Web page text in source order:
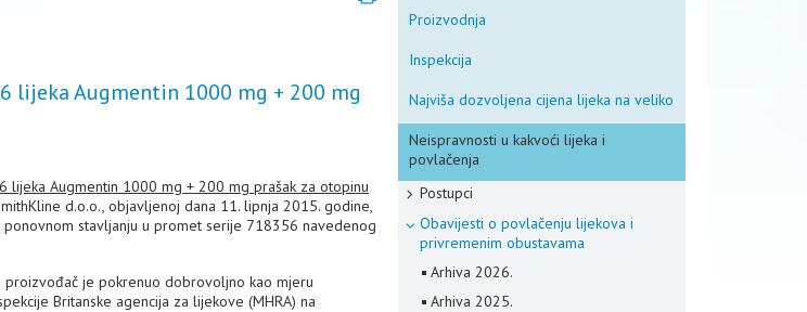
lijeka Augmentin 1000 mg + 200 mg
Augmentin 1000 mg + 200 mg prašak za otopinu
d.o.o., objavljenoj dana 11. lipnja 2015. godine,
stavljanju u promet serije 718356 navedenog
je pokrenuo dobrovoljno kao mjeru
Britanske agencija za lijekove (MHRA) na
Proizvodnja
Inspekcija
Najviša dozvoljena cijena lijeka na veliko
Neispravnosti u kakvoći lijeka i
povlačenja
Postupci
Obavijesti o povlačenju lijekova i
privremenim obustavama
Arhiva 2026.
Arhiva 2025.